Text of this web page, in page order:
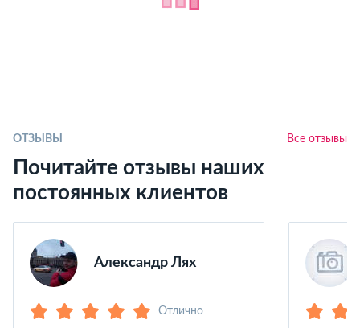
ОТЗЫВЫ Все отзывы
Почитайте отзывы наших
постоянных клиентов
Александр Лях
Отлично